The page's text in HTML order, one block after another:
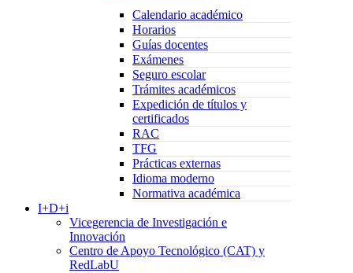
Calendario académico
Horarios
Guías docentes
Exámenes
Seguro escolar
Trámites académicos
Expedición de títulos y
certificados
RAC
TFG
Prácticas externas
Idioma moderno
Normativa académica
I+D+i
Vicegerencia de Investigación e
Innovación
Centro de Apoyo Tecnológico (CAT) y
RedLabU